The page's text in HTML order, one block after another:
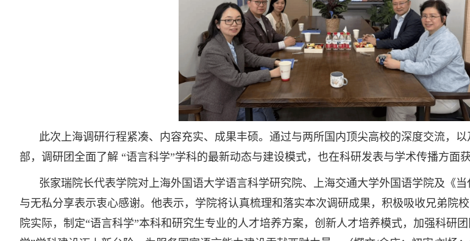
此次上海调研行程紧凑、内容充实、成果丰硕。通过与两所国内顶尖高校的深度交流，
部，调研团全面了解 “语言科学”学科的最新动态与建设模式，也在科研发表与学术传播方面
张家瑞院长代表学院对上海外国语大学语言科学研究院、上海交通大学外国语学院及《
与无私分享表示衷心感谢。他表示，学院将认真梳理和落实本次调研成果，积极吸收兄弟院
院实际，制定“语言科学”本科和研究生专业的人才培养方案，创新人才培养模式，加强科研